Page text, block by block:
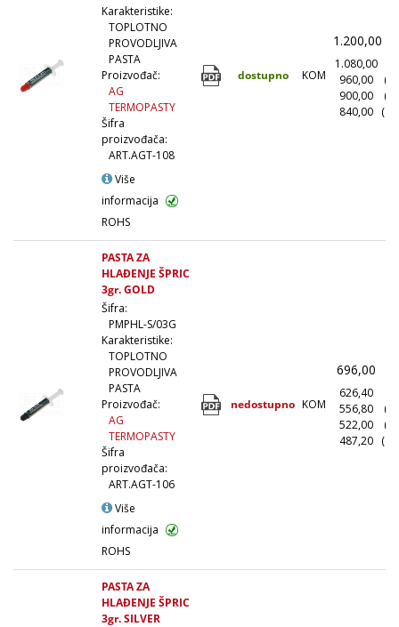
Karakteristike:
TOPLOTNO
PROVODLJIVA
PASTA
Proizvođač:
AG
TERMOPASTY
Šifra
proizvođača:
ART.AGT-108
Više
informacija
ROHS
dostupno KOM
1.200,00
1.080,00
960,00
900,00
840,00
PASTA ZA
HLAĐENJE ŠPRIC
3gr. GOLD
Šifra:
PMPHL-S/03G
Karakteristike:
TOPLOTNO
PROVODLJIVA
PASTA
Proizvođač:
AG
TERMOPASTY
Šifra
proizvođača:
ART.AGT-106
Više
informacija
ROHS
nedostupno KOM
696,00
626,40
556,80
522,00
487,20
PASTA ZA
HLAĐENJE ŠPRIC
3gr. SILVER